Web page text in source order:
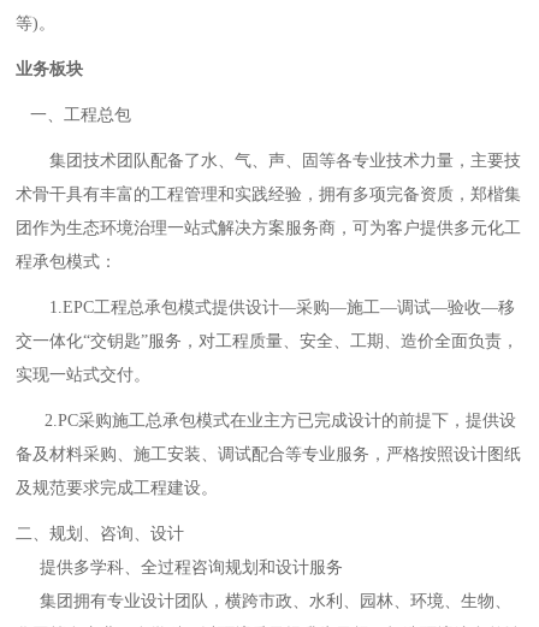
等)。
业务板块
一、工程总包
集团技术团队配备了水、气、声、固等各专业技术力量，主要技
术骨干具有丰富的工程管理和实践经验，拥有多项完备资质，郑楷集
团作为生态环境治理一站式解决方案服务商，可为客户提供多元化工
程承包模式：
1.EPC工程总承包模式提供设计—采购—施工—调试—验收—移
交一体化“交钥匙”服务，对工程质量、安全、工期、造价全面负责，
实现一站式交付。
2.PC采购施工总承包模式在业主方已完成设计的前提下，提供设
备及材料采购、施工安装、调试配合等专业服务，严格按照设计图纸
及规范要求完成工程建设。
二、规划、咨询、设计
提供多学科、全过程咨询规划和设计服务
集团拥有专业设计团队，横跨市政、水利、园林、环境、生物、